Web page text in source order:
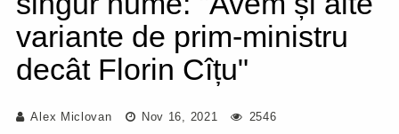
variante de prim-ministru
decât Florin Cîțu"
Alex Miclovan Nov 16, 2021 2546